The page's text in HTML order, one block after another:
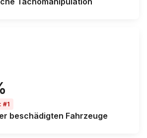
: #1
beschädigten Fahrzeuge